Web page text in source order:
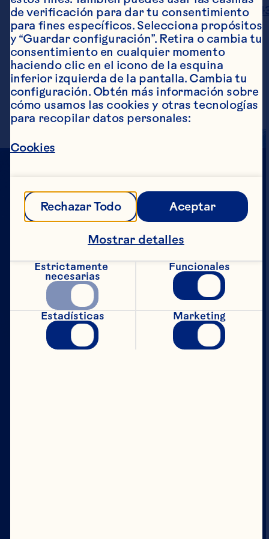
https://doi.org/10.3390/
Wu CD, Li W, Luu M, Xie Q, Kratunova E.
Cranberry Juice Inhibits Dental Plaque
Bacteria Regrowth and Acid Production in
Children and Adults. Current
Developments in Nutrition 2024;8. doi:
10.1016/j.cdnut.2024.103499.
CON TODO
EL PODER
de verificación para dar tu consentimiento
para fines específicos. Selecciona propósitos
y “Guardar configuración”. Retira o cambia tu
consentimiento en cualquier momento
haciendo clic en el icono de la esquina
inferior izquierda de la pantalla. Cambia tu
configuración. Obtén más información sobre
cómo usamos las cookies y otras tecnologías
para recopilar datos personales:
Cookies
Rechazar Todo Aceptar
Mostrar detalles
Estrictamente
necesarias
Funcionales
Estadísticas Marketing